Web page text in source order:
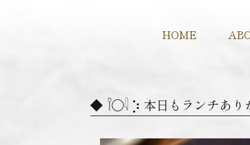
HOME
𓌉◯𓇋 ‎⡱‎ 本日もランチあ